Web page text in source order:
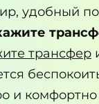
удобный
трансфер
и комфортно